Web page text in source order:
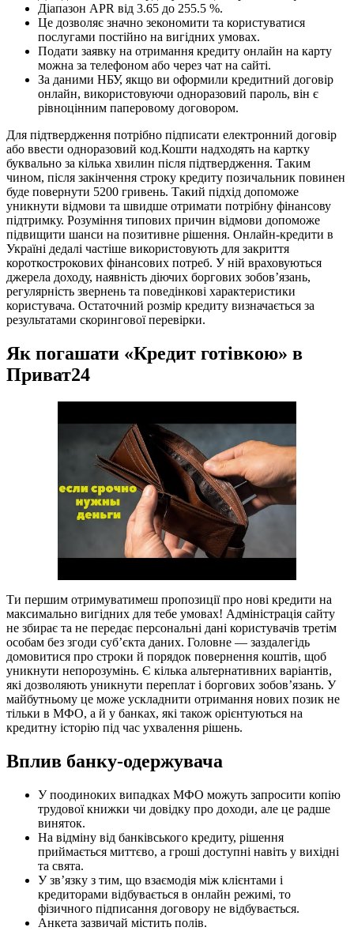
Діапазон APR від 3.65 до 255.5 %.
Це дозволяє значно зекономити та користуватися
послугами постійно на вигідних умовах.
Подати заявку на отримання кредиту онлайн на карту
можна за телефоном або через чат на сайті.
За даними НБУ, якщо ви оформили кредитний договір
онлайн, використовуючи одноразовий пароль, він є
рівноцінним паперовому договором.
Для підтвердження потрібно підписати електронний договір
або ввести одноразовий код.Кошти надходять на картку
буквально за кілька хвилин після підтвердження. Таким
чином, після закінчення строку кредиту позичальник повинен
буде повернути 5200 гривень. Такий підхід допоможе
уникнути відмови та швидше отримати потрібну фінансову
підтримку. Розуміння типових причин відмови допоможе
підвищити шанси на позитивне рішення. Онлайн-кредити в
Україні дедалі частіше використовують для закриття
короткострокових фінансових потреб. У ній враховуються
джерела доходу, наявність діючих боргових зобов’язань,
регулярність звернень та поведінкові характеристики
користувача. Остаточний розмір кредиту визначається за
результатами скорингової перевірки.
Як погашати «Кредит готівкою» в
Приват24
Ти першим отримуватимеш пропозиції про нові кредити на
максимально вигідних для тебе умовах! Адміністрація сайту
не збирає та не передає персональні дані користувачів третім
особам без згоди суб’єкта даних. Головне — заздалегідь
домовитися про строки й порядок повернення коштів, щоб
уникнути непорозумінь. Є кілька альтернативних варіантів,
які дозволяють уникнути переплат і боргових зобов’язань. У
майбутньому це може ускладнити отримання нових позик не
тільки в МФО, а й у банках, які також орієнтуються на
кредитну історію під час ухвалення рішень.
Вплив банку-одержувача
У поодиноких випадках МФО можуть запросити копію
трудової книжки чи довідку про доходи, але це радше
виняток.
На відміну від банківського кредиту, рішення
приймається миттєво, а гроші доступні навіть у вихідні
та свята.
У зв’язку з тим, що взаємодія між клієнтами і
кредиторами відбувається в онлайн режимі, то
фізичного підписання договору не відбувається.
Анкета зазвичай містить полів.